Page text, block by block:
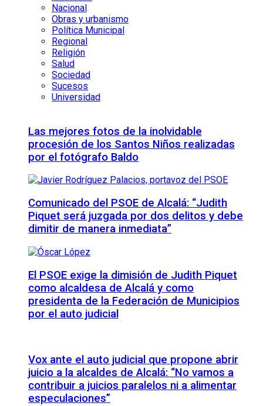
Nacional
Obras y urbanismo
Política Municipal
Regional
Religión
Salud
Sociedad
Sucesos
Universidad
Las mejores fotos de la inolvidable
procesión de los Santos Niños realizadas
por el fotógrafo Baldo
Comunicado del PSOE de Alcalá: “Judith
Piquet será juzgada por dos delitos y debe
dimitir de manera inmediata”
El PSOE exige la dimisión de Judith Piquet
como alcaldesa de Alcalá y como
presidenta de la Federación de Municipios
por el auto judicial
Vox ante el auto judicial que propone abrir
juicio a la alcaldes de Alcalá: “No vamos a
contribuir a juicios paralelos ni a alimentar
especulaciones”